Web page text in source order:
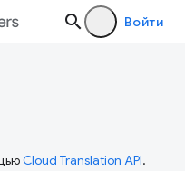
Войти
Cloud Translation API.